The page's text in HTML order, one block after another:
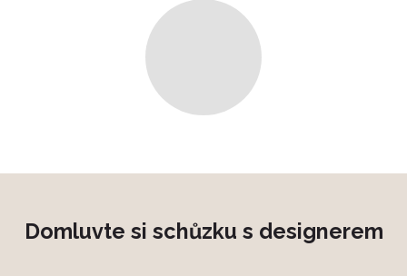
Domluvte si schůzku s designerem